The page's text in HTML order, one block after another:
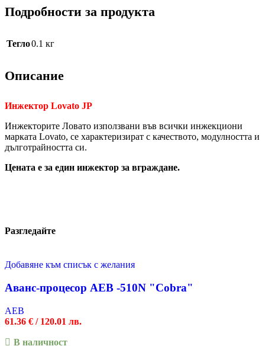
Подробности за продукта
Тегло0.1 кг
Описание
Инжектор Lovato JP
Инжекторите Ловато използвани във всички инжекциони
марката Lovato, се характеризират с качеството, модулността и
дълготрайността си.
Цената е за един инжектор за вграждане.
Разгледайте
Добавяне към списък с желания
Аванс-процесор AEB -510N "Cobra"
AEB
61.36 € / 120.01 лв.
В наличност